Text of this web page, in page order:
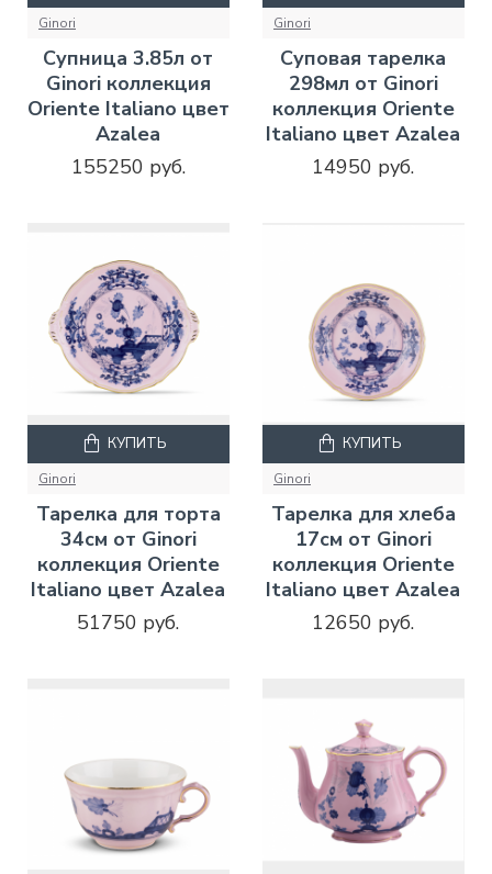
Ginori
Супница 3.85л от
Ginori коллекция
Oriente Italiano цвет
Azalea
155250 руб.
Ginori
Суповая тарелка
298мл от Ginori
коллекция Oriente
Italiano цвет Azalea
14950 руб.
Ginori
Тарелка для торта
34см от Ginori
коллекция Oriente
Italiano цвет Azalea
51750 руб.
КУПИТЬ
Ginori
Тарелка для хлеба
17см от Ginori
коллекция Oriente
Italiano цвет Azalea
12650 руб.
КУПИТЬ